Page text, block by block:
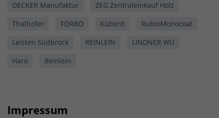
DECKER Manufaktur
ZEG Zentraleinkauf Holz
Thalhofer
FORBO Küberit
RubioMonocoat
Leisten Südbrock
REINLEIN
LINDNER WÜ
Haro
Reinlein
Impressum